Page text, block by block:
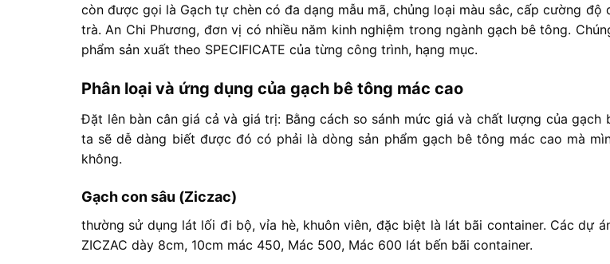
còn được gọi là Gạch tự chèn có đa dạng mẫu mã, chủng loại màu sắc, cấp cường độ
trà. An Chi Phương, đơn vị có nhiều năm kinh nghiệm trong ngành gạch bê tông.
phẩm sản xuất theo SPECIFICATE của từng công trình, hạng mục.
Phân loại và ứng dụng của gạch bê tông mác cao
Đặt lên bàn cân giá cả và giá trị: Bằng cách so sánh mức giá và chất lượng của gạch
ta sẽ dễ dàng biết được đó có phải là dòng sản phẩm gạch bê tông mác cao mà
không.
Gạch con sâu (Ziczac)
thường sử dụng lát lối đi bộ, vỉa hè, khuôn viên, đặc biệt là lát bãi container. Các dự
ZICZAC dày 8cm, 10cm mác 450, Mác 500, Mác 600 lát bến bãi container.